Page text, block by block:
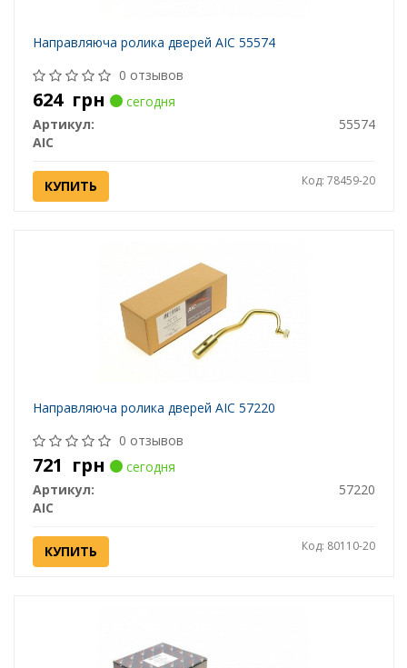
Направляюча ролика дверей AIC 55574
0 отзывов
624 грн
сегодня
Артикул:
55574
AIC
КУПИТЬ Код: 78459-20
Направляюча ролика дверей AIC 57220
0 отзывов
721 грн
сегодня
Артикул:
57220
AIC
КУПИТЬ Код: 80110-20